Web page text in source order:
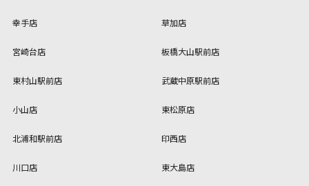
幸手店 草加店
宮崎台店 板橋大山駅前店
東村山駅前店 武蔵中原駅前店
小山店 東松原店
北浦和駅前店 印西店
川口店 東大島店